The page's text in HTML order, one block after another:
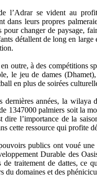
l’Adrar se vident au
dans leurs propres
pour changer de paysage,
détallent de long en large
outre, à des compétitions
le jeu de dames
en plus de soirées
dernières années, la wilaya
1347000 palmiers soit la
dire l’importance de la
cette ressource qui profite
publics ont voué
Durable des
traitement de dattes, ce
du domaines et des